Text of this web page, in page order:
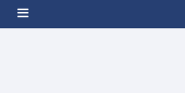
Боковая панель